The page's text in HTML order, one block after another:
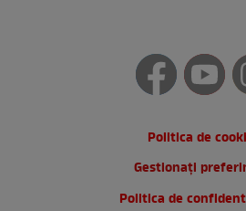
Politica de
Gestionați
Politica de